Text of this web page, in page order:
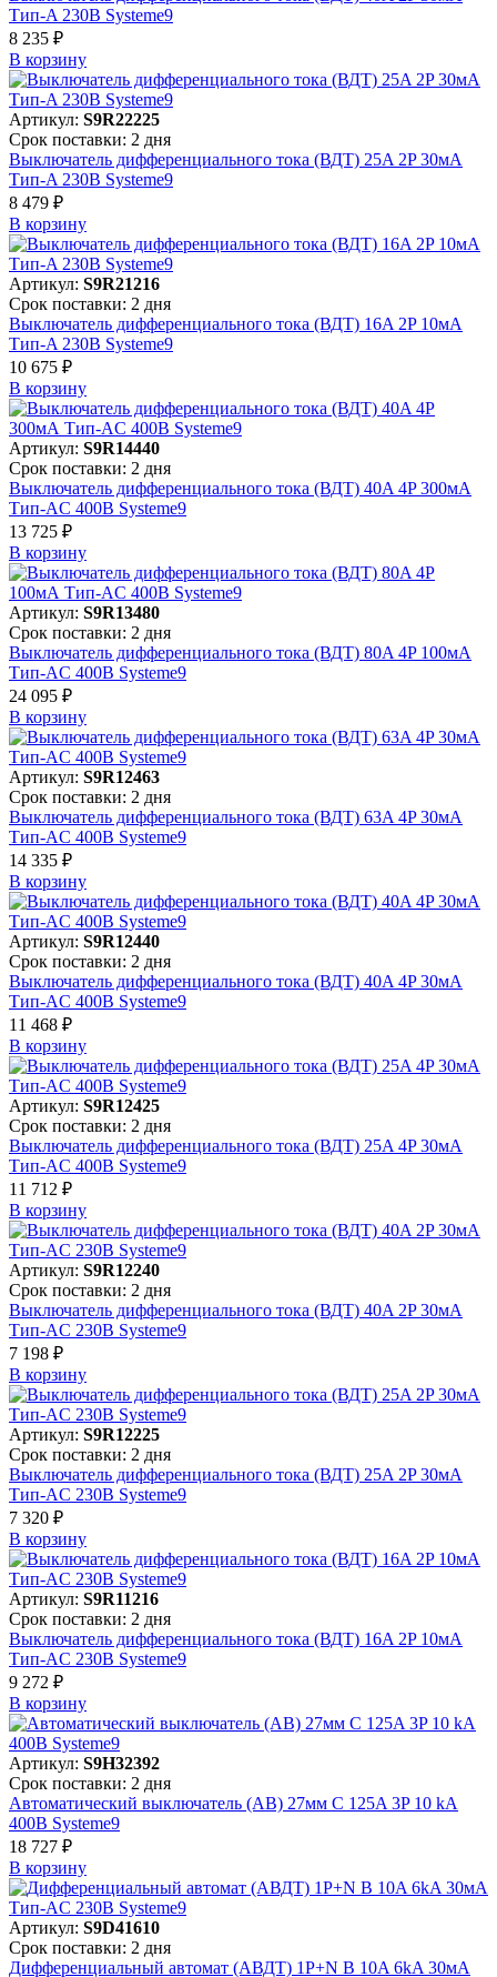
Тип-A 230В Systeme9
8 235 ₽
В корзинy
Артикул: S9R22225
Срок поставки: 2 дня
Выключатель дифференциального тока (ВДТ) 25A 2P 30мА
Тип-A 230В Systeme9
8 479 ₽
В корзинy
Артикул: S9R21216
Срок поставки: 2 дня
Выключатель дифференциального тока (ВДТ) 16A 2P 10мА
Тип-A 230В Systeme9
10 675 ₽
В корзинy
Артикул: S9R14440
Срок поставки: 2 дня
Выключатель дифференциального тока (ВДТ) 40A 4P 300мА
Тип-AC 400В Systeme9
13 725 ₽
В корзинy
Артикул: S9R13480
Срок поставки: 2 дня
Выключатель дифференциального тока (ВДТ) 80A 4P 100мА
Тип-AC 400В Systeme9
24 095 ₽
В корзинy
Артикул: S9R12463
Срок поставки: 2 дня
Выключатель дифференциального тока (ВДТ) 63A 4P 30мА
Тип-AC 400В Systeme9
14 335 ₽
В корзинy
Артикул: S9R12440
Срок поставки: 2 дня
Выключатель дифференциального тока (ВДТ) 40A 4P 30мА
Тип-AC 400В Systeme9
11 468 ₽
В корзинy
Артикул: S9R12425
Срок поставки: 2 дня
Выключатель дифференциального тока (ВДТ) 25A 4P 30мА
Тип-AC 400В Systeme9
11 712 ₽
В корзинy
Артикул: S9R12240
Срок поставки: 2 дня
Выключатель дифференциального тока (ВДТ) 40A 2P 30мА
Тип-AC 230В Systeme9
7 198 ₽
В корзинy
Артикул: S9R12225
Срок поставки: 2 дня
Выключатель дифференциального тока (ВДТ) 25A 2P 30мА
Тип-AC 230В Systeme9
7 320 ₽
В корзинy
Артикул: S9R11216
Срок поставки: 2 дня
Выключатель дифференциального тока (ВДТ) 16A 2P 10мА
Тип-AC 230В Systeme9
9 272 ₽
В корзинy
Артикул: S9H32392
Срок поставки: 2 дня
Автоматический выключатель (АВ) 27мм C 125A 3P 10 kA
400В Systeme9
18 727 ₽
В корзинy
Артикул: S9D41610
Срок поставки: 2 дня
Дифференциальный автомат (АВДТ) 1P+N B 10A 6kA 30мА